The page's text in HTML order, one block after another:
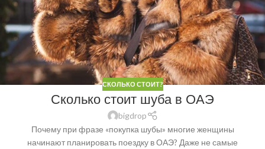
СКОЛЬКО СТОИТ?
Сколько стоит шуба в ОАЭ
bigdrop
Почему при фразе «покупка шубы» многие женщины
начинают планировать поездку в ОАЭ? Даже не самые